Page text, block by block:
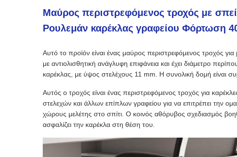
Μαύρος περιστρεφόμενος τροχός με
Ρουλεμάν καρέκλας γραφείου Φόρτωση
Αυτό το προϊόν είναι ένας μαύρος περιστρεφόμενος τροχός
με αντιολισθητική ανάγλυφη επιφάνεια και έχει διάμετρο
καρέκλας, με ύψος στελέχους 11 mm. Η συνολική δομή είναι
Αυτός ο τροχός είναι ένας περιστρεφόμενος τροχός για
στελεχών και άλλων επίπλων γραφείου για να επιτρέπει την
χώρους μελέτης στο σπίτι. Ο κοινός αθόρυβος σχεδιασμός
ασφαλίζει την καρέκλα στη θέση του.